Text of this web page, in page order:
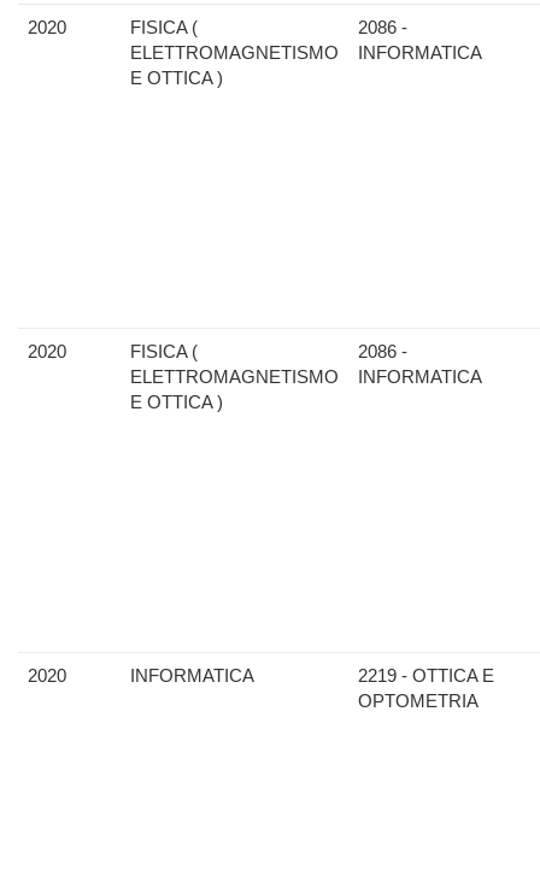
2020
FISICA (
ELETTROMAGNETISMO
E OTTICA )
2086 -
INFORMATICA
2020
FISICA (
ELETTROMAGNETISMO
E OTTICA )
2086 -
INFORMATICA
2020 INFORMATICA
2219 - OTTICA E
OPTOMETRIA